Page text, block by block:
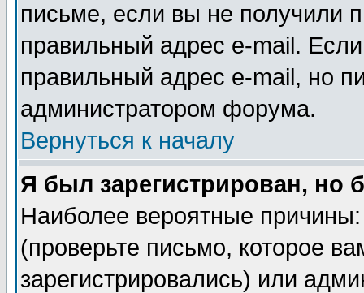
письме, если вы не получили
правильный адрес e-mail.
правильный адрес e-mail, но
администратором форума.
Вернуться к началу
Я был зарегистрирован, но
Наиболее вероятные
(проверьте письмо, которое
зарегистрировались) или